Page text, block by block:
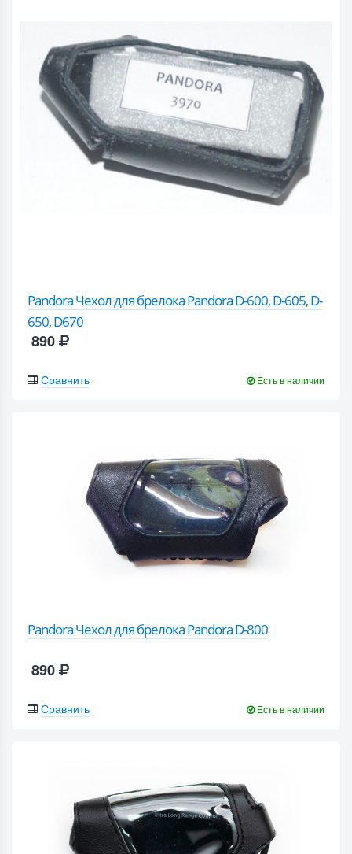
Pandora Чехол для брелока Pandora D-600, D-605, D-
650, D670
890
Сравнить Есть в наличии
Pandora Чехол для брелока Pandora D-800
890
Сравнить Есть в наличии